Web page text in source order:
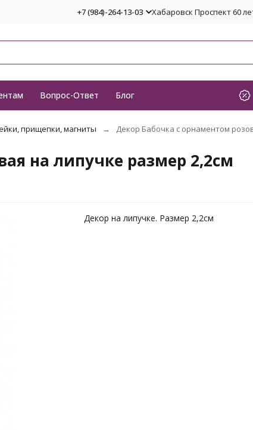
+7 (984)-264-13-03 Хабаровск Проспект 60
Вопрос-Ответ Блог
прищепки, магниты Декор Бабочка с орнаментом
на липучке размер 2,2см
Декор на липучке. Размер 2,2см